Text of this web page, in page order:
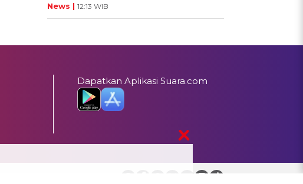
Istana Negara
News | 12:13 WIB
Dapatkan Aplikasi Suara.com